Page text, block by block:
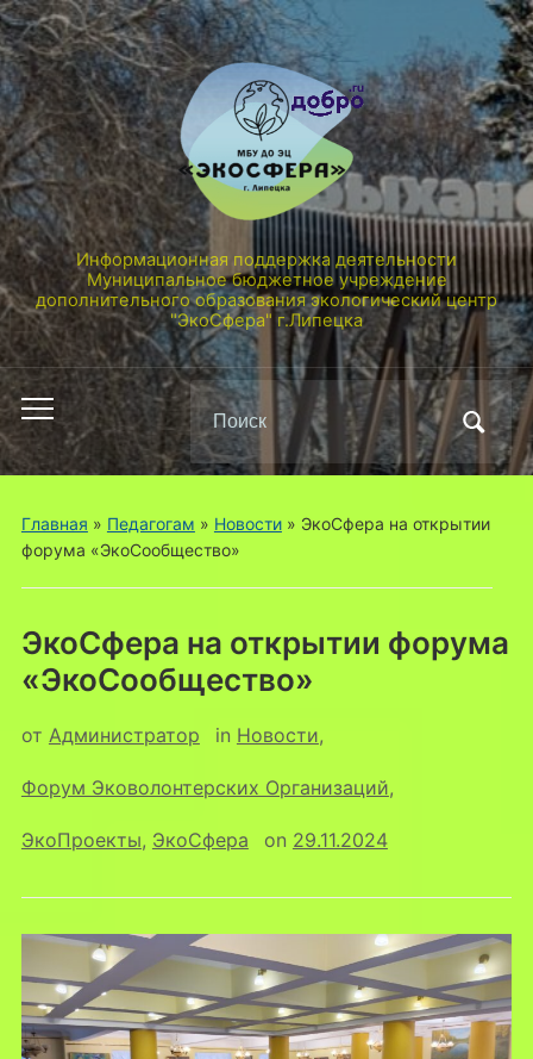
Информационная поддержка деятельности
Муниципальное бюджетное учреждение
дополнительного образования экологический центр
"ЭкоСфера" г.Липецка
Переключить
мобильное
меню
Поиск
по:
Главная » Педагогам » Новости» ЭкоСфера на открытии
форума «ЭкоСообщество»
ЭкоСфера на открытии форума
«ЭкоСообщество»
от Администратор in Новости,
Форум Эковолонтерских Организаций,
ЭкоПроекты, ЭкоСфера on 29.11.2024